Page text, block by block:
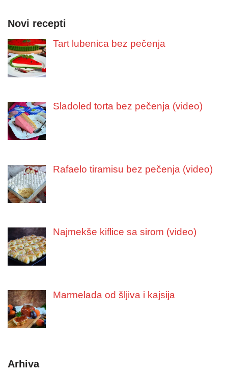
Novi recepti
Tart lubenica bez pečenja
Sladoled torta bez pečenja (video)
Rafaelo tiramisu bez pečenja (video)
Najmekše kiflice sa sirom (video)
Marmelada od šljiva i kajsija
Arhiva